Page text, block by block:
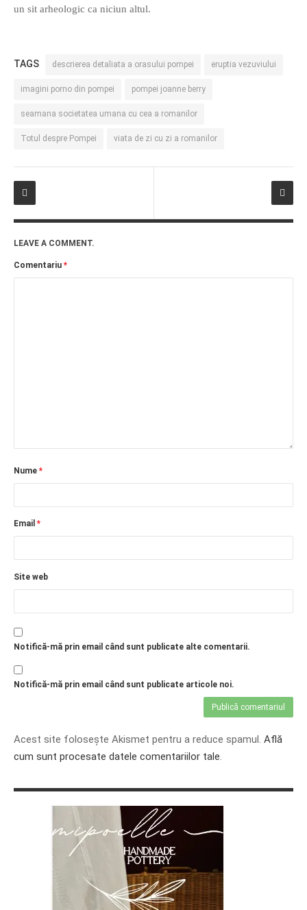
PRIETENI DIN BREASLA
un sit arheologic ca niciun altul.
TAGS descrierea detaliata a orasului pompei eruptia vezuviului
imagini porno din pompei pompei joanne berry
seamana societatea umana cu cea a romanilor
Totul despre Pompei viata de zi cu zi a romanilor
LEAVE A COMMENT.
Comentariu *
Nume *
Email *
Site web
Notifică-mă prin email când sunt publicate alte comentarii.
Notifică-mă prin email când sunt publicate articole noi.
Acest site folosește Akismet pentru a reduce spamul. Află
cum sunt procesate datele comentariilor tale.